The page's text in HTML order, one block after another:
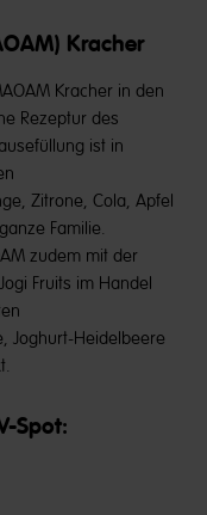
Kracher
Kracher in den
Rezeptur des
ist in
Zitrone, Cola, Apfel
Familie.
zudem mit der
Fruits im Handel
Joghurt-Heidelbeere
Spot: